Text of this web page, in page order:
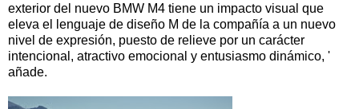
exterior del nuevo BMW M4 tiene un impacto visual que
eleva el lenguaje de diseño M de la compañía a un nuevo
nivel de expresión, puesto de relieve por un carácter
intencional, atractivo emocional y entusiasmo dinámico, '
añade.